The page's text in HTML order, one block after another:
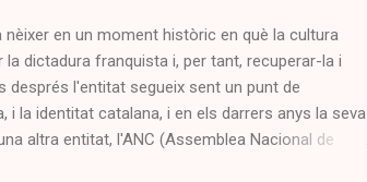
en un moment històric en què la cultura
dictadura franquista i, per tant, recuperar-la i
després l'entitat segueix sent un punt de
i la identitat catalana, i en els darrers anys la seva
altra entitat, l'ANC (Assemblea Nacional de